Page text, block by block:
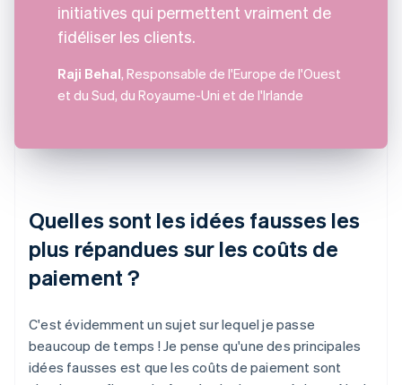
initiatives qui permettent vraiment de
fidéliser les clients.
Raji Behal, Responsable de l'Europe de l'Ouest
et du Sud, du Royaume-Uni et de l'Irlande
Quelles sont les idées fausses les
plus répandues sur les coûts de
paiement ?
C'est évidemment un sujet sur lequel je passe
beaucoup de temps ! Je pense qu'une des principales
idées fausses est que les coûts de paiement sont